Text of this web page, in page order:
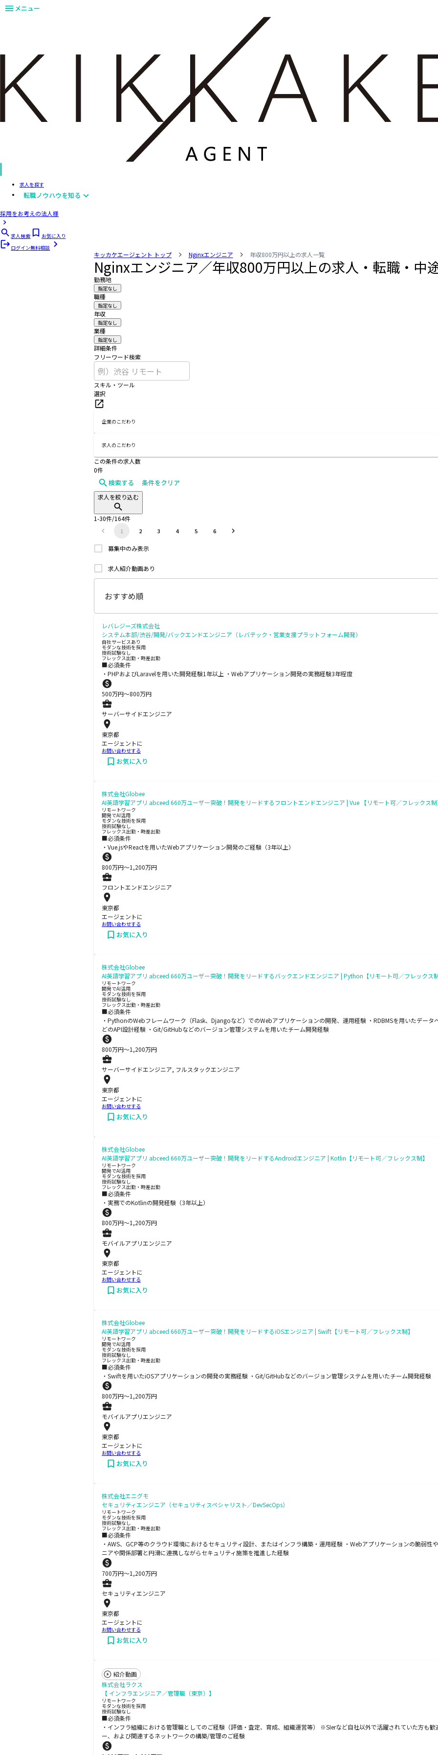
メニュー
求人を探す
転職ノウハウを知る
採用をお考えの法人様
求人検索
お気に入り
ログイン無料相談
キッカケエージェント トップ Nginxエンジニア 年収800万円以上の求人一覧
Nginxエンジニア／年収800万円以上の求人・転職・中
勤務地
指定なし
職種
指定なし
年収
指定なし
業種
指定なし
詳細条件
フリーワード検索
スキル・ツール
選択
企業のこだわり
求人のこだわり
この条件の求人数
0件
検索する 条件をクリア
求人を絞り込む
1-30件/164件
1 2 3 4 5 6
募集中のみ表示
求人紹介動画あり
レバレジーズ株式会社
システム本部/渋谷/開発/バックエンドエンジニア（レバテック・営業支援プラットフォーム開発）
自社サービスあり
モダンな技術を採用
技術試験なし
フレックス出勤・時差出勤
■必須条件
・PHPおよびLaravelを用いた開発経験1年以上 ・Webアプリケーション開発の実務経験3年程度
500万円〜800万円
サーバーサイドエンジニア
東京都
エージェントに
お問い合わせする
お気に入り
株式会社Globee
AI英語学習アプリ abceed 660万ユーザー突破！開発をリードするフロントエンドエンジニア | Vue 【リモート可／フレックス
リモートワーク
開発でAI活用
モダンな技術を採用
技術試験なし
フレックス出勤・時差出勤
■必須条件
・Vue.jsやReactを用いたWebアプリケーション開発のご経験（3年以上）
800万円〜1,200万円
フロントエンドエンジニア
東京都
エージェントに
お問い合わせする
お気に入り
株式会社Globee
AI英語学習アプリ abceed 660万ユーザー突破！開発をリードするバックエンドエンジニア | Python【リモート可／フレックス
リモートワーク
開発でAI活用
モダンな技術を採用
技術試験なし
フレックス出勤・時差出勤
■必須条件
・PythonのWebフレームワーク（Flask、Djangoなど）でのWebアプリケーションの開発、運用経験 ・RDBMSを用いたデータ
どのAPI設計経験 ・Git/GitHubなどのバージョン管理システムを用いたチーム開発経験
800万円〜1,200万円
サーバーサイドエンジニア, フルスタックエンジニア
東京都
エージェントに
お問い合わせする
お気に入り
株式会社Globee
AI英語学習アプリ abceed 660万ユーザー突破！開発をリードするAndroidエンジニア | Kotlin【リモート可／フレックス制】
リモートワーク
開発でAI活用
モダンな技術を採用
技術試験なし
フレックス出勤・時差出勤
■必須条件
・実務でのKotlinの開発経験（3年以上）
800万円〜1,200万円
モバイルアプリエンジニア
東京都
エージェントに
お問い合わせする
お気に入り
株式会社Globee
AI英語学習アプリ abceed 660万ユーザー突破！開発をリードするiOSエンジニア | Swift【リモート可／フレックス制】
リモートワーク
開発でAI活用
モダンな技術を採用
技術試験なし
フレックス出勤・時差出勤
■必須条件
・Swiftを用いたiOSアプリケーションの開発の実務経験 ・Git/GitHubなどのバージョン管理システムを用いたチーム開発経験
800万円〜1,200万円
モバイルアプリエンジニア
東京都
エージェントに
お問い合わせする
お気に入り
株式会社エニグモ
セキュリティエンジニア（セキュリティスペシャリスト／DevSecOps）
リモートワーク
モダンな技術を採用
技術試験なし
フレックス出勤・時差出勤
■必須条件
・AWS、GCP等のクラウド環境におけるセキュリティ設計、またはインフラ構築・運用経験 ・Webアプリケーションの脆弱性
ニアや関係部署と円滑に連携しながらセキュリティ施策を推進した経験
700万円〜1,200万円
セキュリティエンジニア
東京都
エージェントに
お問い合わせする
お気に入り
紹介動画
株式会社ラクス
【 インフラエンジニア／管理職（東京）】
リモートワーク
モダンな技術を採用
技術試験なし
■必須条件
・インフラ組織における管理職としてのご経験（評価・査定、育成、組織運営等） ※SIerなど自社以外で活躍されていた方も
ー、および関連するネットワークの構築/管理のご経験